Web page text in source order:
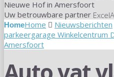
Uw betrouwbare partner
Home
Nieuwsberichten
parkeergarage Winkelcentrum
Amersfoort